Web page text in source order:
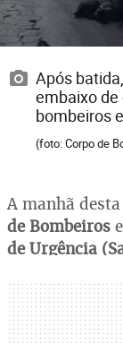
Após
embaixo
bombeiros
(foto: Corpo de
A manhã
de Bombeiros
de Urgência